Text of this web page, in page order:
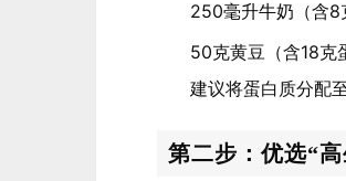
250毫升牛奶（含8
50克黄豆（含18克
建议将蛋白质分配
第二步：优选“